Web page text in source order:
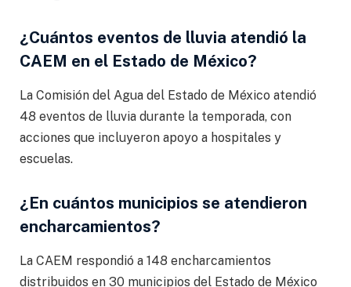
¿Cuántos eventos de lluvia atendió la
CAEM en el Estado de México?
La Comisión del Agua del Estado de México atendió
48 eventos de lluvia durante la temporada, con
acciones que incluyeron apoyo a hospitales y
escuelas.
¿En cuántos municipios se atendieron
encharcamientos?
La CAEM respondió a 148 encharcamientos
distribuidos en 30 municipios del Estado de México